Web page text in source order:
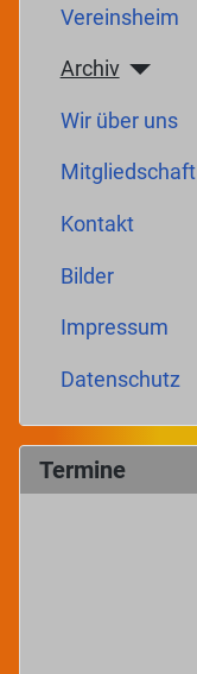
Vereinsheim
Archiv
Wir über uns
Mitgliedschaft
Kontakt
Bilder
Impressum
Datenschutz
Termine